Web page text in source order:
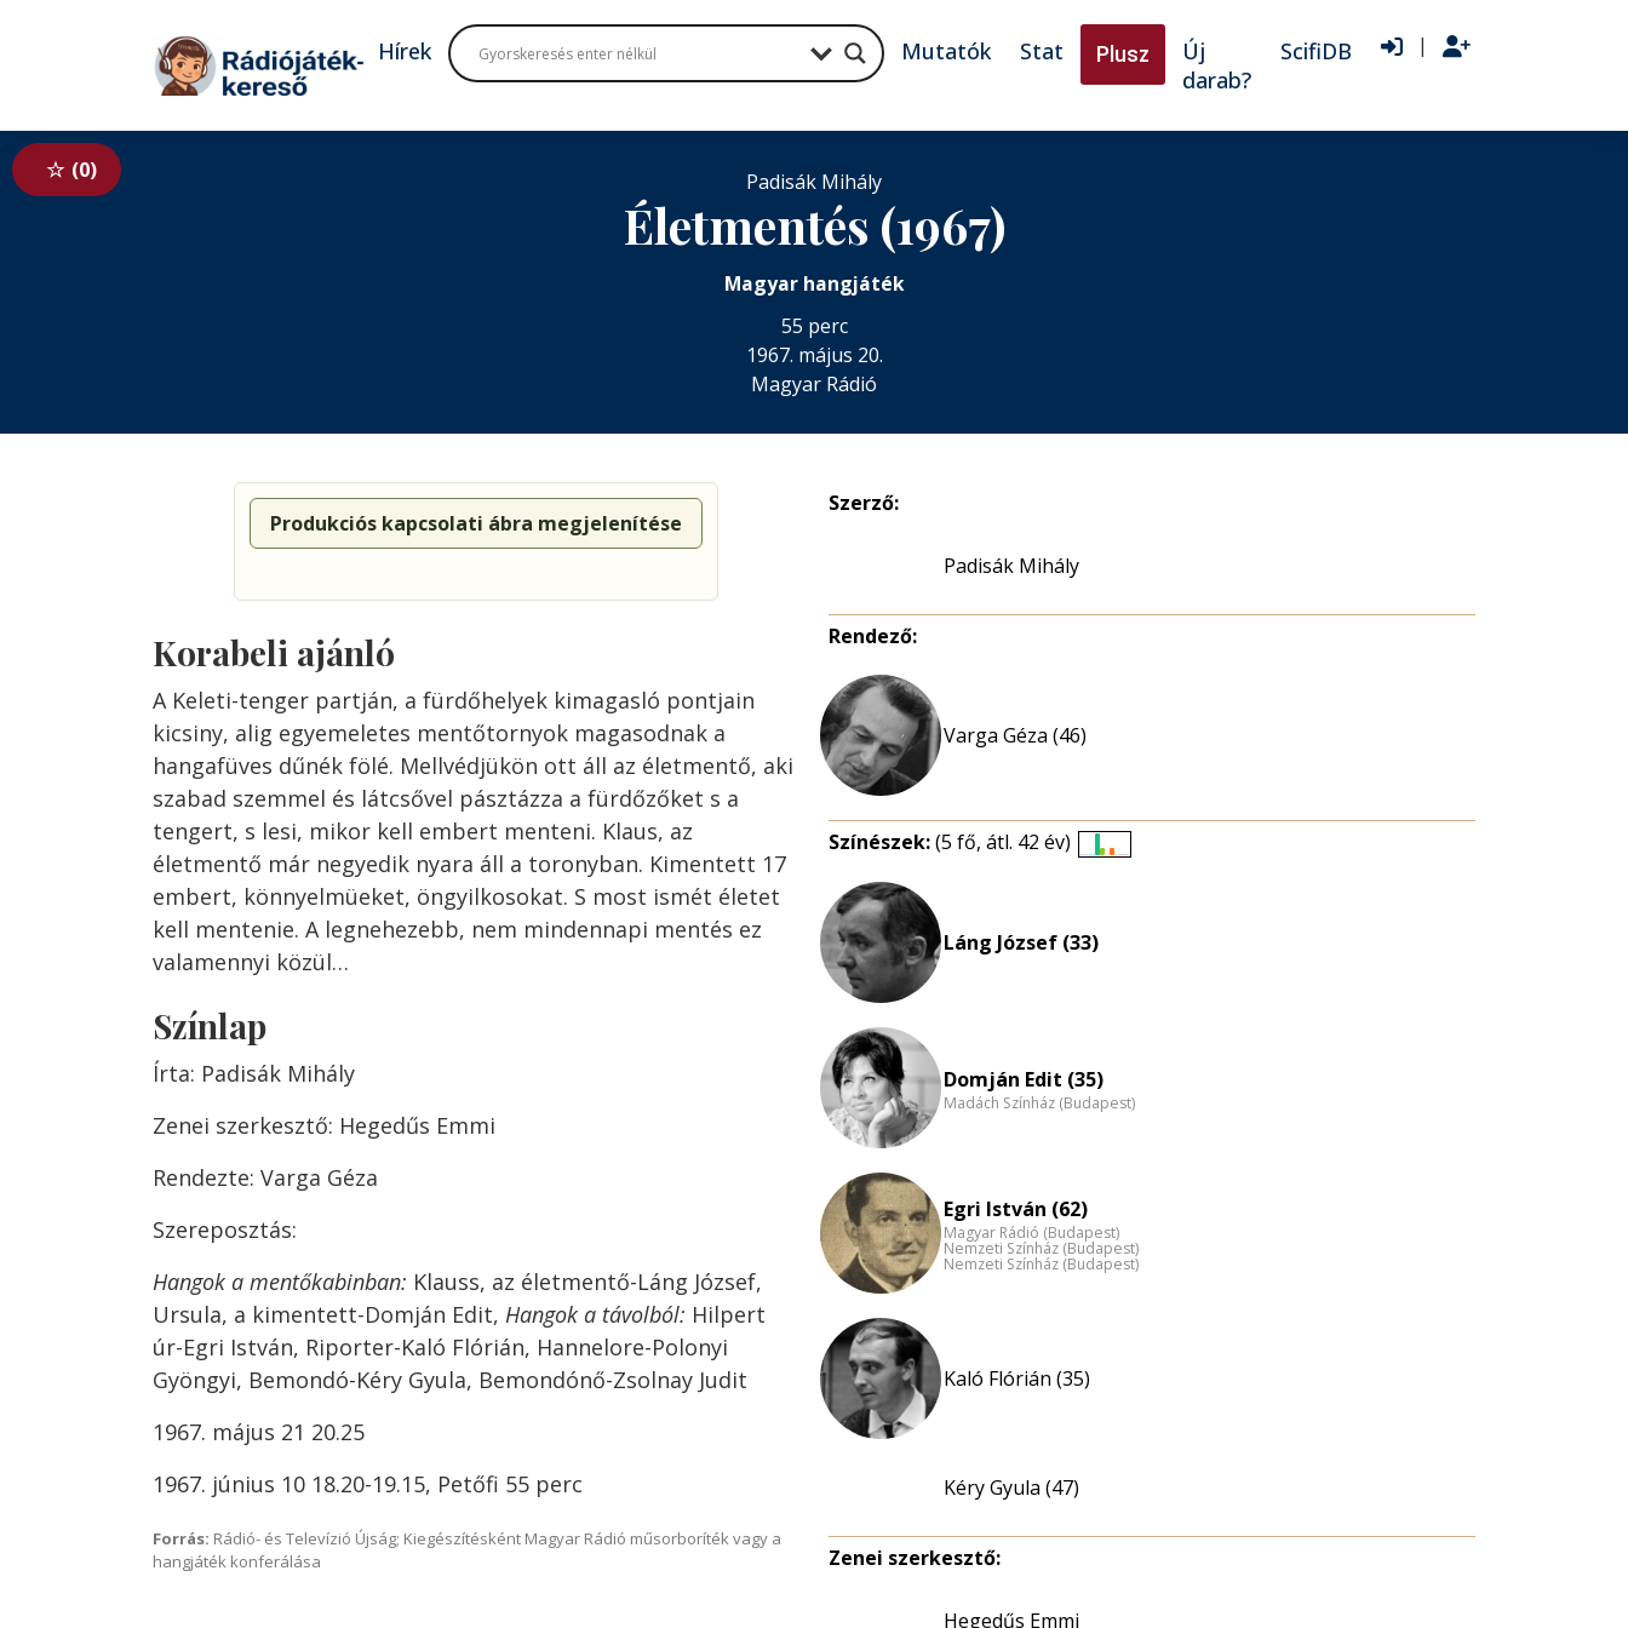
Tovább a tartalomhoz
Hírek Mutatók Stat Plusz
Új
darab?
ScifiDB |
0 Padisák Mihály
Életmentés (1967)
Magyar hangjáték
55 perc
1967. május 20.
Magyar Rádió
Produkciós kapcsolati ábra megjelenítése
Korabeli ajánló
A Keleti-tenger partján, a fürdőhelyek kimagasló pontjain
kicsiny, alig egyemeletes mentőtornyok magasodnak a
hangafüves dűnék fölé. Mellvédjükön ott áll az életmentő, aki
szabad szemmel és látcsővel pásztázza a fürdőzőket s a
tengert, s lesi, mikor kell embert menteni. Klaus, az
életmentő már negyedik nyara áll a toronyban. Kimentett 17
embert, könnyelmüeket, öngyilkosokat. S most ismét életet
kell mentenie. A legnehezebb, nem mindennapi mentés ez
valamennyi közül…
Színlap
Írta: Padisák Mihály
Zenei szerkesztő: Hegedűs Emmi
Rendezte: Varga Géza
Szereposztás:
Hangok a mentőkabinban: Klauss, az életmentő-Láng József,
Ursula, a kimentett-Domján Edit, Hangok a távolból: Hilpert
úr-Egri István, Riporter-Kaló Flórián, Hannelore-Polonyi
Gyöngyi, Bemondó-Kéry Gyula, Bemondónő-Zsolnay Judit
1967. május 21 20.25
1967. június 10 18.20-19.15, Petőfi 55 perc
Forrás: Rádió- és Televízió Újság; Kiegészítésként Magyar Rádió műsorboríték vagy a
hangjáték konferálása
Szerző:
Padisák Mihály
Rendező:
Varga Géza (46)
Színészek:(5 fő, átl. 42 év)
Láng József (33)
Domján Edit (35)
Madách Színház (Budapest)
Egri István (62)
Magyar Rádió (Budapest)
Nemzeti Színház (Budapest)
Nemzeti Színház (Budapest)
Kaló Flórián (35)
Kéry Gyula (47)
Zenei szerkesztő:
Hegedűs Emmi